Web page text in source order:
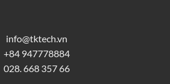
info@tktech.vn
+84 947778884
028. 668 357 66